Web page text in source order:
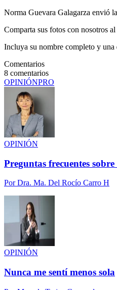
Norma Guevara Galagarza envió
Comparta sus fotos con nosotros
Incluya su nombre completo y una
Comentarios
8 comentarios
OPINIÓNPRO
OPINIÓN
Preguntas frecuentes
PorDra. Ma. Del Rocío Carro H
OPINIÓN
Nunca me sentí menos sola